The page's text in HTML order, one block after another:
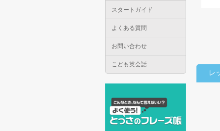
スタートガイド
よくある質問
お問い合わせ
こども英会話
レ